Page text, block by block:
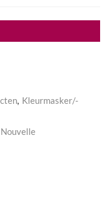
, Kleurmasker/-
Nouvelle